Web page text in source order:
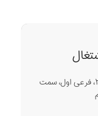
خیابان انقلاب (ششم بهمن)، کوچه انقلاب ۲، فرعی اول، سمت